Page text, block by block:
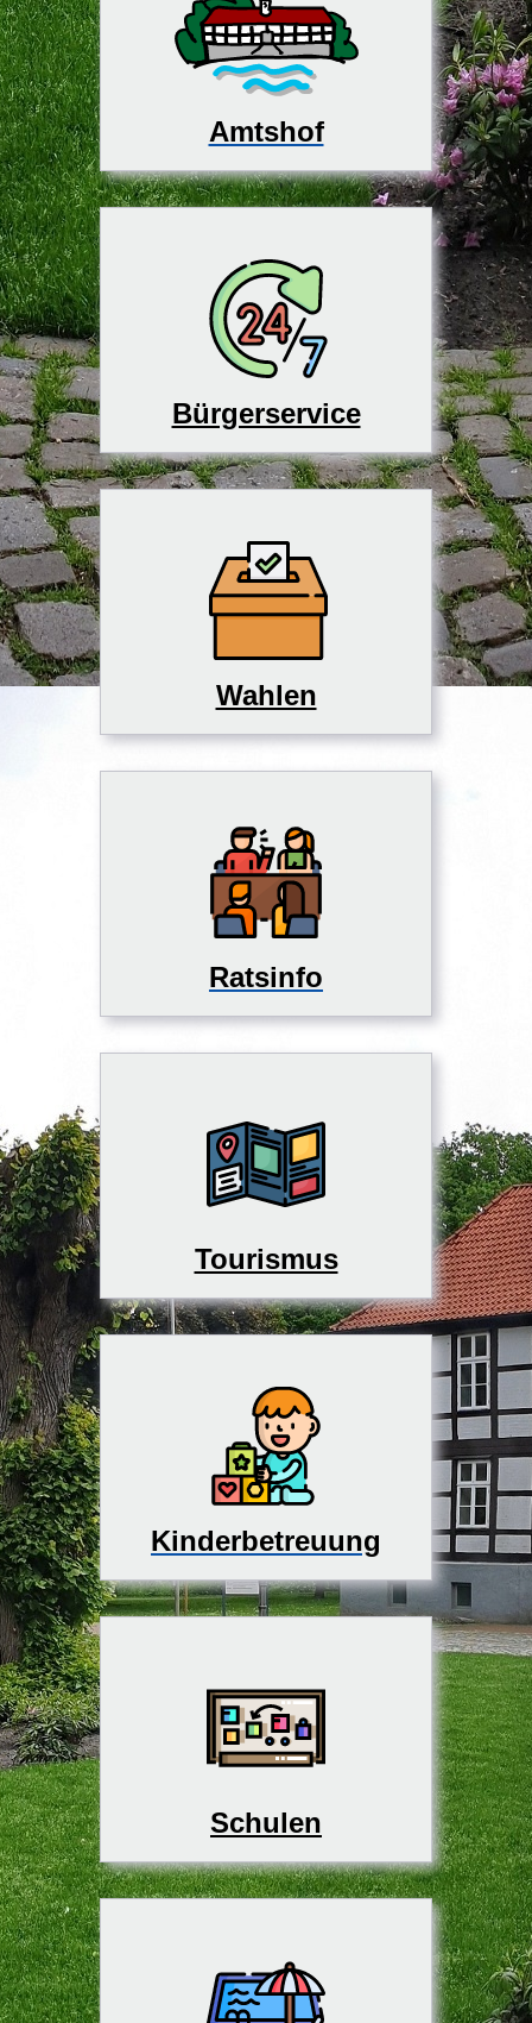
Amtshof
Bürgerservice
Wahlen
Ratsinfo
Tourismus
Kinderbetreuung
Schulen